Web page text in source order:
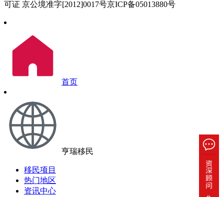
可证 京公境准字[2012]0017号京ICP备05013880号
首页
亨瑞移民
移民项目
热门地区
资讯中心